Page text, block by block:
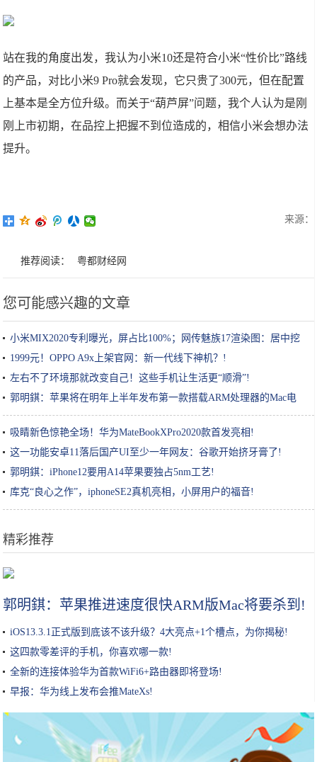
站在我的角度出发，我认为小米10还是符合小米“性价比”路线
的产品，对比小米9 Pro就会发现，它只贵了300元，但在配置
上基本是全方位升级。而关于“葫芦屏”问题，我个人认为是刚
刚上市初期，在品控上把握不到位造成的，相信小米会想办法
提升。
来源：
推荐阅读： 粤都财经网
您可能感兴趣的文章
小米MIX2020专利曝光，屏占比100%；网传魅族17渲染图：居中挖
孔!
1999元！OPPO A9x上架官网：新一代线下神机？!
左右不了环境那就改变自己！这些手机让生活更“顺滑”!
郭明錤：苹果将在明年上半年发布第一款搭载ARM处理器的Mac电
脑!
吸睛新色惊艳全场！华为MateBookXPro2020款首发亮相!
这一功能安卓11落后国产UI至少一年网友：谷歌开始挤牙膏了!
郭明錤：iPhone12要用A14苹果要独占5nm工艺!
库克“良心之作”，iphoneSE2真机亮相，小屏用户的福音!
精彩推荐
郭明錤：苹果推进速度很快ARM版Mac将要杀到!
iOS13.3.1正式版到底该不该升级？4大亮点+1个槽点，为你揭秘!
这四款零差评的手机，你喜欢哪一款!
全新的连接体验华为首款WiFi6+路由器即将登场!
早报：华为线上发布会推MateXs!